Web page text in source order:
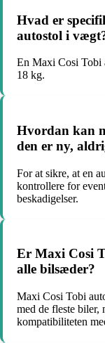
Hvad er
autostol i
En Maxi Cosi Tobi
18 kg.
Hvordan kan
den er ny,
For at sikre, at en
kontrollere for
beskadigelser.
Er Maxi Cosi
alle bilsæder?
Maxi Cosi Tobi
med de fleste biler,
kompatibiliteten